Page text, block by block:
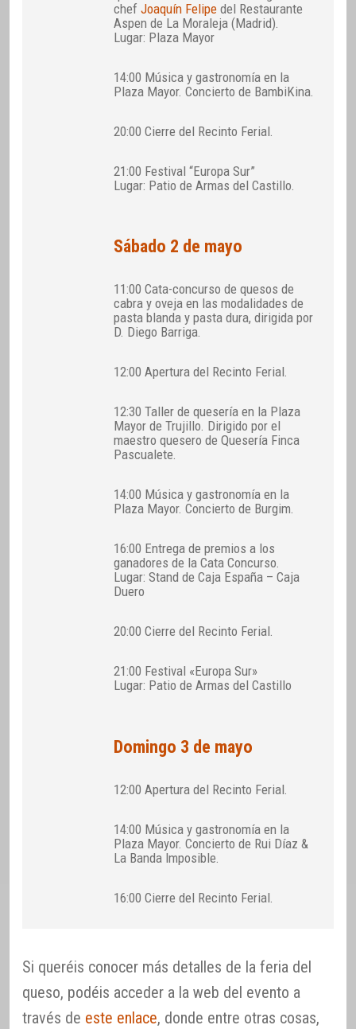
chefJoaquín Felipe del Restaurante
Aspen de La Moraleja (Madrid).
Lugar: Plaza Mayor
14:00 Música y gastronomía en la
Plaza Mayor. Concierto de BambiKina.
20:00 Cierre del Recinto Ferial.
21:00 Festival “Europa Sur”
Lugar: Patio de Armas del Castillo.
Sábado 2 de mayo
11:00 Cata-concurso de quesos de
cabra y oveja en las modalidades de
pasta blanda y pasta dura, dirigida por
D. Diego Barriga.
12:00 Apertura del Recinto Ferial.
12:30 Taller de quesería en la Plaza
Mayor de Trujillo. Dirigido por el
maestro quesero de Quesería Finca
Pascualete.
14:00 Música y gastronomía en la
Plaza Mayor. Concierto de Burgim.
16:00 Entrega de premios a los
ganadores de la Cata Concurso.
Lugar: Stand de Caja España – Caja
Duero
20:00 Cierre del Recinto Ferial.
21:00 Festival «Europa Sur»
Lugar: Patio de Armas del Castillo
Domingo 3 de mayo
12:00 Apertura del Recinto Ferial.
14:00 Música y gastronomía en la
Plaza Mayor. Concierto de Rui Díaz &
La Banda Imposible.
16:00 Cierre del Recinto Ferial.
Si queréis conocer más detalles de la feria del
queso, podéis acceder a la web del evento a
través de este enlace, donde entre otras cosas,